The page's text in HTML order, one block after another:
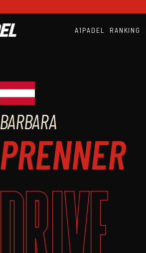
A1PADEL RANKING
BARBARA
PRENNER